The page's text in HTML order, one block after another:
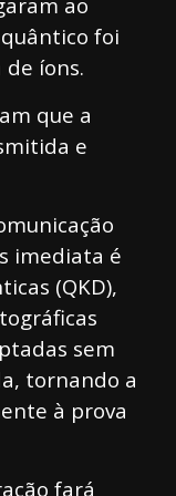
foi
íons.
que a
e
imediata é
(QKD),
sem
tornando a
à prova
fará